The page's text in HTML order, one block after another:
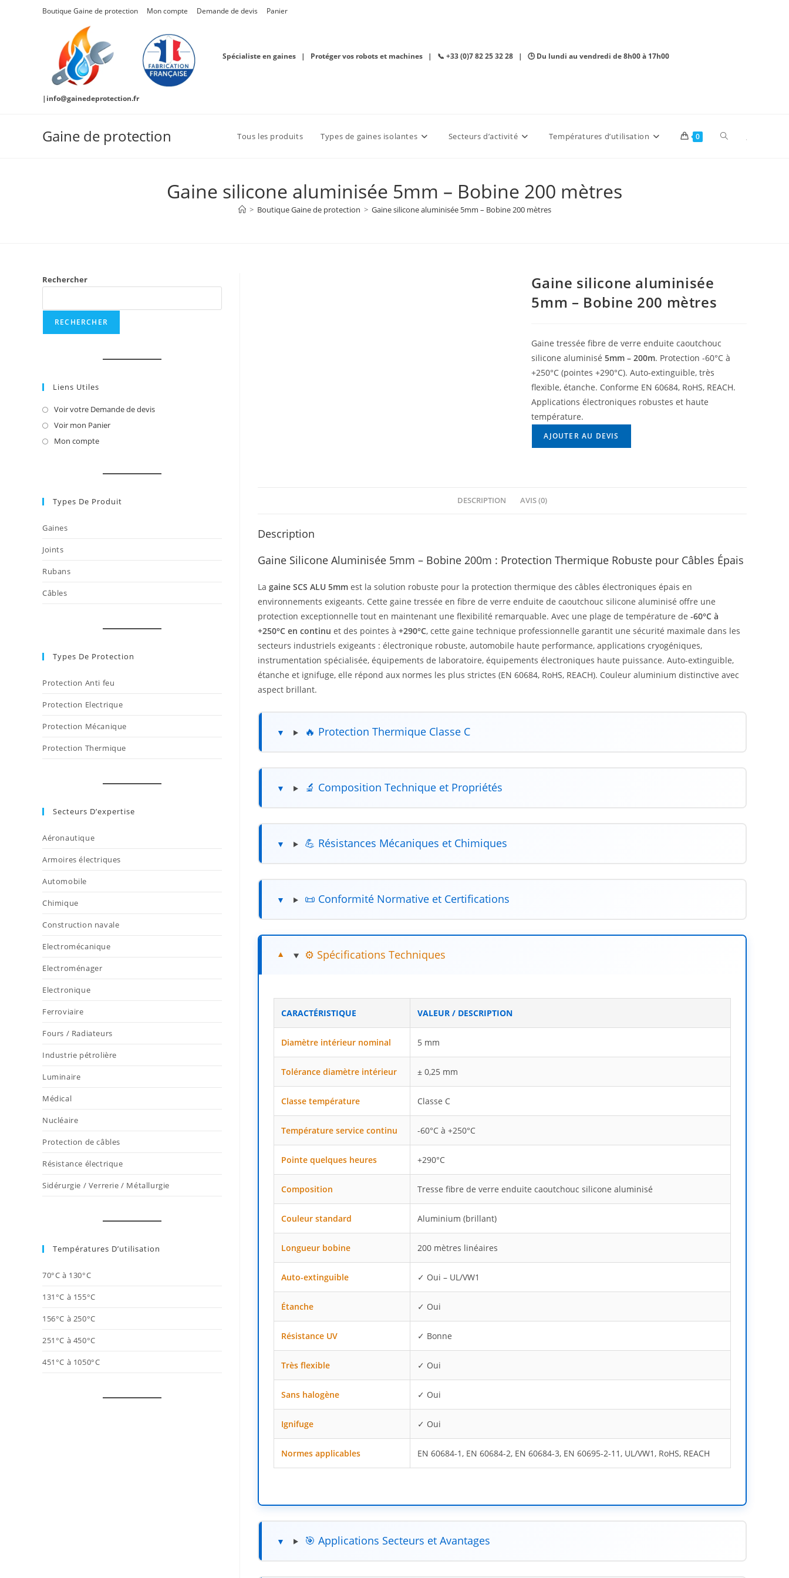
Boutique Gaine de protection Mon compte Demande de devis Panier
Spécialiste en gaines | Protéger vos robots et machines | 📞 +33 (0)7 82 25 32 28 | 🕒 Du lundi au vendredi de 8h00 à 17h00
|info@gainedeprotection.fr
Gaine de protection Tous les produits Types de gaines isolantes Secteurs d’activité Températures d’utilisation 0 Toggle
Gaine silicone aluminisée 5mm – Bobine 200 mètres
> Boutique Gaine de protection > Gaine silicone aluminisée 5mm – Bobine 200 mètres
Gaine silicone aluminisée
5mm – Bobine 200 mètres
Gaine tressée fibre de verre enduite caoutchouc
silicone aluminisé5mm – 200m. Protection -60°C à
+250°C (pointes +290°C). Auto-extinguible, très
flexible, étanche. Conforme EN 60684, RoHS, REACH.
Applications électroniques robustes et haute
température.
AJOUTER AU DEVIS
DESCRIPTION AVIS (0)
Description
Gaine Silicone Aluminisée 5mm – Bobine 200m : Protection Thermique Robuste pour Câbles Épais
La gaine SCS ALU 5mm est la solution robuste pour la protection thermique des câbles électroniques épais en
environnements exigeants. Cette gaine tressée en fibre de verre enduite de caoutchouc silicone aluminisé offre une
protection exceptionnelle tout en maintenant une flexibilité remarquable. Avec une plage de température de -60°C à
+250°C en continu et des pointes à +290°C, cette gaine technique professionnelle garantit une sécurité maximale dans les
secteurs industriels exigeants : électronique robuste, automobile haute performance, applications cryogéniques,
instrumentation spécialisée, équipements de laboratoire, équipements électroniques haute puissance. Auto-extinguible,
étanche et ignifuge, elle répond aux normes les plus strictes (EN 60684, RoHS, REACH). Couleur aluminium distinctive avec
aspect brillant.
🔥 Protection Thermique Classe C
🔬 Composition Technique et Propriétés
💪 Résistances Mécaniques et Chimiques
📜 Conformité Normative et Certifications
⚙️ Spécifications Techniques
CARACTÉRISTIQUE VALEUR / DESCRIPTION
Diamètre intérieur nominal 5 mm
Tolérance diamètre intérieur ± 0,25 mm
Classe température Classe C
Température service continu -60°C à +250°C
Pointe quelques heures +290°C
Composition Tresse fibre de verre enduite caoutchouc silicone aluminisé
Couleur standard Aluminium (brillant)
Longueur bobine 200 mètres linéaires
Auto-extinguible ✓ Oui – UL/VW1
Étanche ✓ Oui
Résistance UV ✓ Bonne
Très flexible ✓ Oui
Sans halogène ✓ Oui
Ignifuge ✓ Oui
Normes applicables EN 60684-1, EN 60684-2, EN 60684-3, EN 60695-2-11, UL/VW1, RoHS, REACH
🎯 Applications Secteurs et Avantages
Rechercher
RECHERCHER
Liens Utiles
Voir votre Demande de devisS’ouvre
Voir mon PanierS’ouvre
Mon compteS’ouvre
un
onglet
Types De Produit
Gaines
Joints
Rubans
Câbles
Types De Protection
Protection Anti feu
Protection Electrique
Protection Mécanique
Protection Thermique
Secteurs D’expertise
Aéronautique
Armoires électriques
Automobile
Chimique
Construction navale
Electromécanique
Electroménager
Electronique
Ferroviaire
Fours / Radiateurs
Industrie pétrolière
Luminaire
Médical
Nucléaire
Protection de câbles
Résistance électrique
Sidérurgie / Verrerie / Métallurgie
Températures D’utilisation
70°C à 130°C
131°C à 155°C
156°C à 250°C
251°C à 450°C
451°C à 1050°C